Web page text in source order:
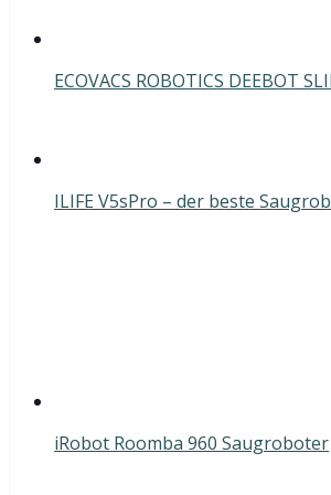
ECOVACS ROBOTICS DEEBOT
ILIFE V5sPro – der beste
iRobot Roomba 960 Saugroboter